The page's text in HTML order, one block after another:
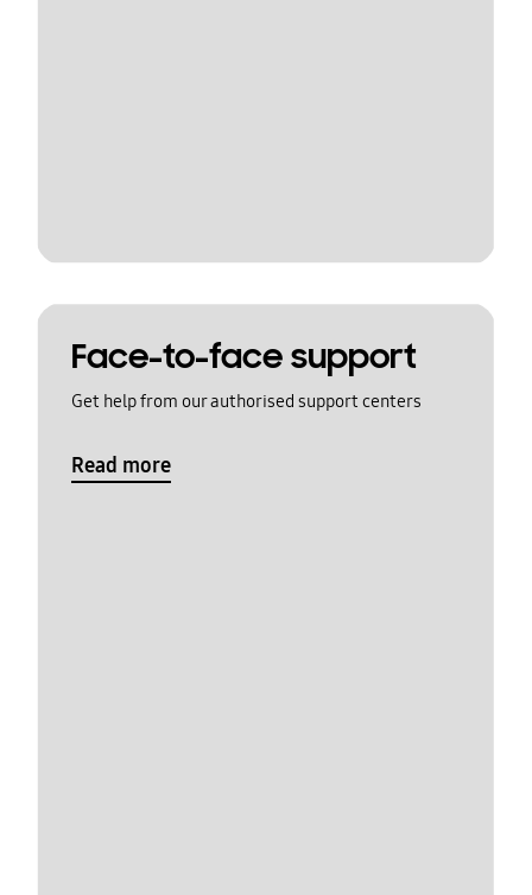
Face-to-face support
Get help from our authorised support centers
Read more